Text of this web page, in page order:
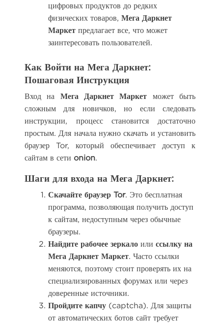
цифровых продуктов до редких
физических товаров, Мега Даркнет
Маркет предлагает все, что может
заинтересовать пользователей.
Как Войти на Мега Даркнет:
Пошаговая Инструкция
Вход на Мега Даркнет Маркет может быть
сложным для новичков, но если следовать
инструкции, процесс становится достаточно
простым. Для начала нужно скачать и установить
браузер Tor, который обеспечивает доступ к
сайтам в сети onion.
Шаги для входа на Мега Даркнет:
Скачайте браузер Tor. Это бесплатная
программа, позволяющая получить доступ
к сайтам, недоступным через обычные
браузеры.
Найдите рабочее зеркало или ссылку на
Мега Даркнет Маркет. Часто ссылки
меняются, поэтому стоит проверять их на
специализированных форумах или через
доверенные источники.
Пройдите капчу (captcha). Для защиты
от автоматических ботов сайт требует